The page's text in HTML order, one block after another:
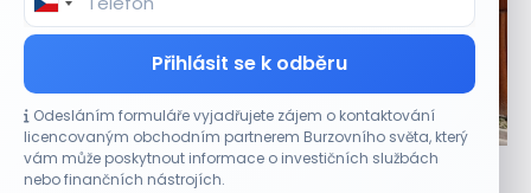
Přihlásit se k odběru
Odesláním formuláře vyjadřujete zájem o kontaktování
licencovaným obchodním partnerem Burzovního světa, který
vám může poskytnout informace o investičních službách
nebo finančních nástrojích.
CO HÝBE TRHEM
Tesla míří na obrovský trh samořiditelných aut.